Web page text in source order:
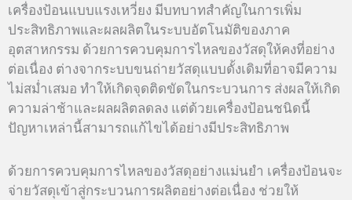
เครื่องป้อนแบบแรงเหวี่ยง มีบทบาทสำคัญในการเพิ่ม
ประสิทธิภาพและผลผลิตในระบบอัตโนมัติของภาค
อุตสาหกรรม ด้วยการควบคุมการไหลของวัสดุให้คงที่อย่าง
ต่อเนื่อง ต่างจากระบบขนถ่ายวัสดุแบบดั้งเดิมที่อาจมีความ
ไม่สม่ำเสมอ ทำให้เกิดจุดติดขัดในกระบวนการ ส่งผลให้เกิด
ความล่าช้าและผลผลิตลดลง แต่ด้วยเครื่องป้อนชนิดนี้
ปัญหาเหล่านี้สามารถแก้ไขได้อย่างมีประสิทธิภาพ
ด้วยการควบคุมการไหลของวัสดุอย่างแม่นยำ เครื่องป้อนจะ
จ่ายวัสดุเข้าสู่กระบวนการผลิตอย่างต่อเนื่อง ช่วยให้